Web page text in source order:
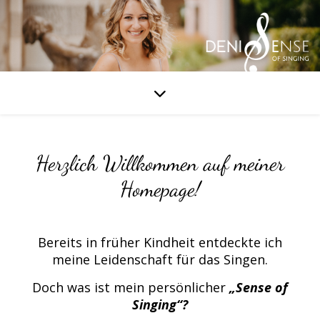
Herzlich Willkommen auf meiner
Homepage!​
Bereits in früher Kindheit entdeckte ich
meine Leidenschaft für das Singen.
Doch was ist mein persönlicher „Sense of
Singing“?